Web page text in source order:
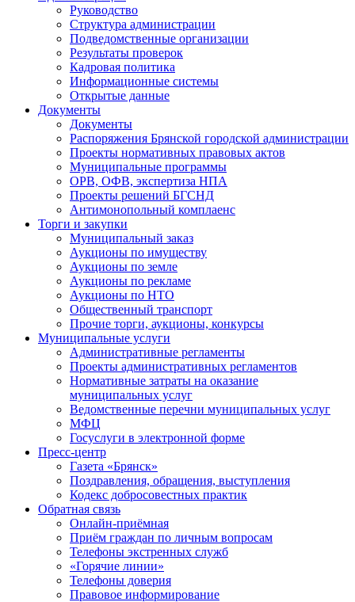
Руководство
Структура администрации
Подведомственные организации
Результаты проверок
Кадровая политика
Информационные системы
Открытые данные
Документы
Документы
Распоряжения Брянской городской администрации
Проекты нормативных правовых актов
Муниципальные программы
ОРВ, ОФВ, экспертиза НПА
Проекты решений БГСНД
Антимонопольный комплаенс
Торги и закупки
Муниципальный заказ
Аукционы по имуществу
Аукционы по земле
Аукционы по рекламе
Аукционы по НТО
Общественный транспорт
Прочие торги, аукционы, конкурсы
Муниципальные услуги
Административные регламенты
Проекты административных регламентов
Нормативные затраты на оказание
муниципальных услуг
Ведомственные перечни муниципальных услуг
МФЦ
Госуслуги в электронной форме
Пресс-центр
Газета «Брянск»
Поздравления, обращения, выступления
Кодекс добросовестных практик
Обратная связь
Онлайн-приёмная
Приём граждан по личным вопросам
Телефоны экстренных служб
«Горячие линии»
Телефоны доверия
Правовое информирование